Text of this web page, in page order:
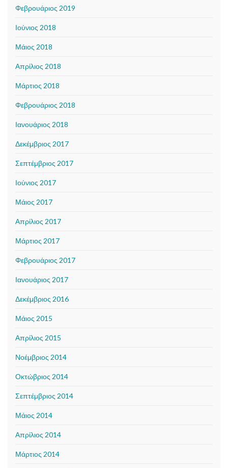
Φεβρουάριος 2019
Ιούνιος 2018
Μάιος 2018
Απρίλιος 2018
Μάρτιος 2018
Φεβρουάριος 2018
Ιανουάριος 2018
Δεκέμβριος 2017
Σεπτέμβριος 2017
Ιούνιος 2017
Μάιος 2017
Απρίλιος 2017
Μάρτιος 2017
Φεβρουάριος 2017
Ιανουάριος 2017
Δεκέμβριος 2016
Μάιος 2015
Απρίλιος 2015
Νοέμβριος 2014
Οκτώβριος 2014
Σεπτέμβριος 2014
Μάιος 2014
Απρίλιος 2014
Μάρτιος 2014